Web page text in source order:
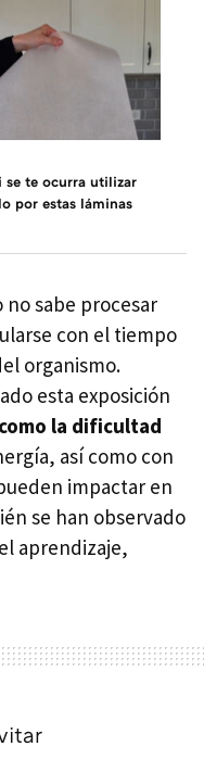
se te ocurra utilizar
por estas láminas
sabe procesar
con el tiempo
organismo.
esta exposición
la dificultad
así como con
impactar en
se han observado
aprendizaje,